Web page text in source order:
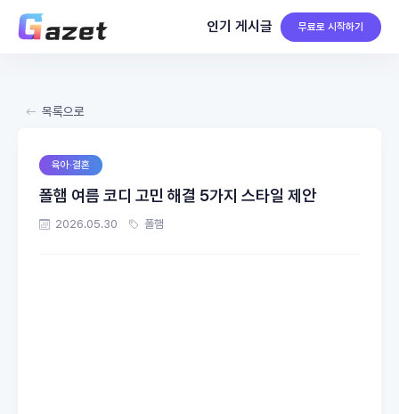
인기 게시글 무료로 시작하기
목록으로
육아·결혼
폴햄 여름 코디 고민 해결 5가지 스타일 제안
2026.05.30 폴햄